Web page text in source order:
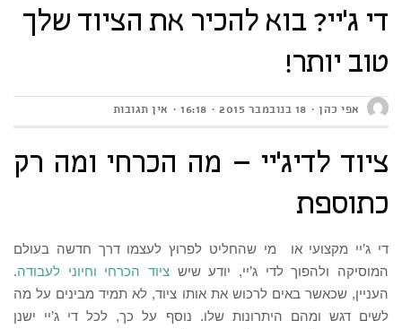
די ג’יי? בוא להכיר את הציוד שלך
טוב יותר!
אפי כהן 18 בנובמבר 2015 16:18 אין תגובות
ציוד לדיג’יי – מה הכרחי ומה רק
כתוספת
די ג’יי מקצועי או מי שהחליט לפרוץ לעצמו דרך חדשה בעולם
המוסיקה ולהפוך לדי ג’יי, יודע שיש ציוד הכרחי וחיוני לעבודה.
העניין, שכאשר באים לרכוש את אותו ציוד, לא תמיד מבינים על מה
לשים דגש ומהם היתרונות שלו. נוסף על כך, לכל די ג’יי ישנן